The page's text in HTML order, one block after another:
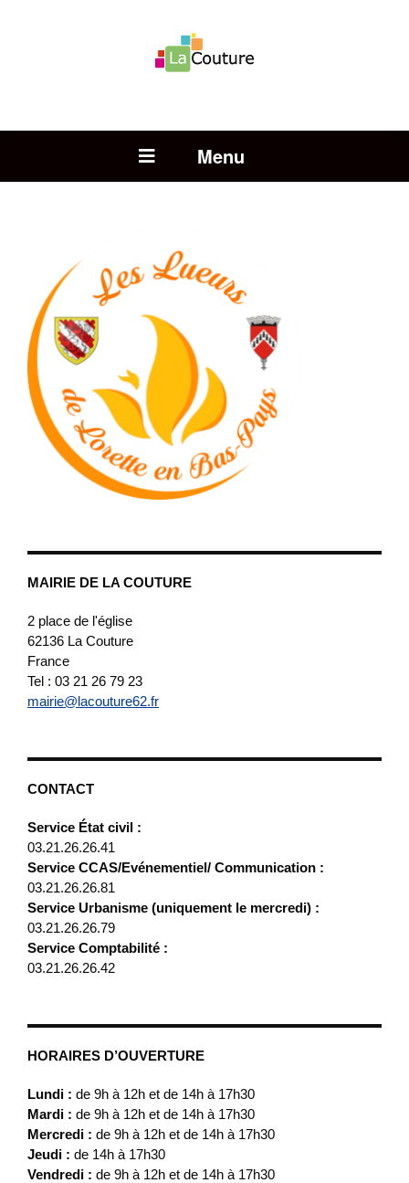
Open Menu
MAIRIE DE LA COUTURE
2 place de l'église
62136 La Couture
France
Tel : 03 21 26 79 23
mairie@lacouture62.fr
CONTACT
Service État civil :
03.21.26.26.41
Service CCAS/Evénementiel/ Communication :
03.21.26.26.81
Service Urbanisme (uniquement le mercredi) :
03.21.26.26.79
Service Comptabilité :
03.21.26.26.42
HORAIRES D’OUVERTURE
Lundi : de 9h à 12h et de 14h à 17h30
Mardi : de 9h à 12h et de 14h à 17h30
Mercredi : de 9h à 12h et de 14h à 17h30
Jeudi : de 14h à 17h30
Vendredi : de 9h à 12h et de 14h à 17h30